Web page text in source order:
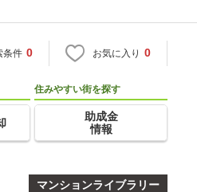
条件 0 お気に入り 0
住みやすい街を探す
助成金
情報
マンションライブラリー